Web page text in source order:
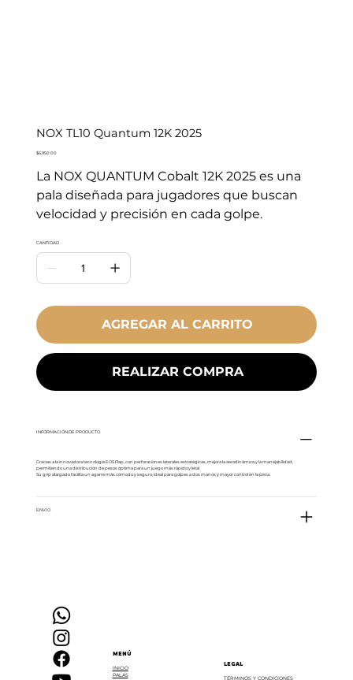
NOX TL10 Quantum 12K 2025
Precio
$6,950.00
La NOX QUANTUM Cobalt 12K 2025 es una
pala diseñada para jugadores que buscan
velocidad y precisión en cada golpe.
CANTIDAD
AGREGAR AL CARRITO
REALIZAR COMPRA
INFORMACIÓN DE PRODUCTO
Gracias a la innovadora tecnología EOS Flap, con perforaciones laterales estratégicas, mejora la aerodinámica y la manejabilidad,
permitiendo una distribución de pesos óptima para un juego más rápido y letal.
Su grip alargado facilita un agarre más cómodo y seguro, ideal para golpes a dos manos y mayor control en la pista.
ENVÍO
MENÚ
INICIO
PALAS
LEGAL
TÉRMINOS Y CONDICIONES